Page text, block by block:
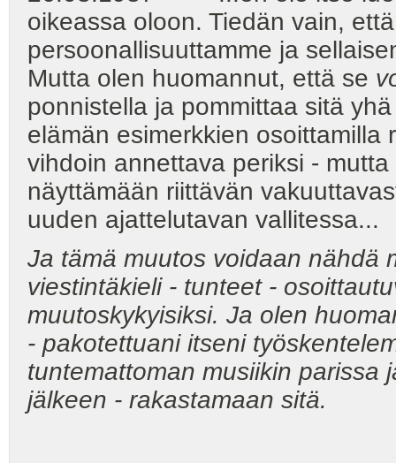
oikeassa oloon. Tiedän vain,
persoonallisuuttamme ja
Mutta olen huomannut, että se
ponnistella ja pommittaa sitä
elämän esimerkkien osoittamilla
vihdoin annettava periksi -
näyttämään riittävän
uuden ajattelutavan vallitessa...
Ja tämä muutos voidaan nähdä
viestintäkieli - tunteet -
muutoskykyisiksi. Ja olen
- pakotettuani itseni
tuntemattoman musiikin parissa
jälkeen - rakastamaan sitä.